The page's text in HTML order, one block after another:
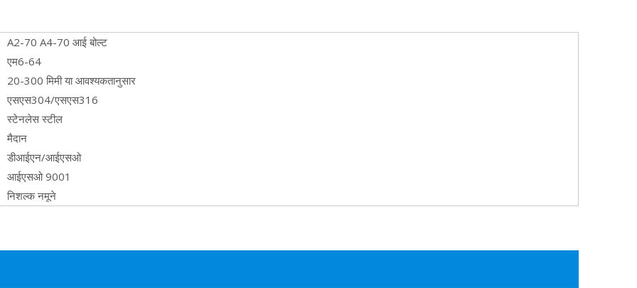
A2-70 A4-70 आई बोल्ट
एम6-64
20-300 मिमी या आवश्यकतानुसार
एसएस304/एसएस316
स्टेनलेस स्टील
मैदान
डीआईएन/आईएसओ
आईएसओ 9001
निशल्क नमूने